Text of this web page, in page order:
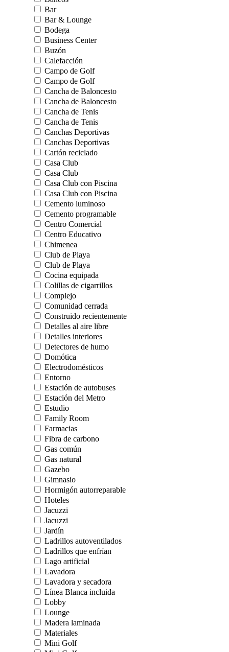
Bar
Bar & Lounge
Bodega
Business Center
Buzón
Calefacción
Campo de Golf
Campo de Golf
Cancha de Baloncesto
Cancha de Baloncesto
Cancha de Tenis
Cancha de Tenis
Canchas Deportivas
Canchas Deportivas
Cartón reciclado
Casa Club
Casa Club
Casa Club con Piscina
Casa Club con Piscina
Cemento luminoso
Cemento programable
Centro Comercial
Centro Educativo
Chimenea
Club de Playa
Club de Playa
Cocina equipada
Colillas de cigarrillos
Complejo
Comunidad cerrada
Construido recientemente
Detalles al aire libre
Detalles interiores
Detectores de humo
Domótica
Electrodomésticos
Entorno
Estación de autobuses
Estación del Metro
Estudio
Family Room
Farmacias
Fibra de carbono
Gas común
Gas natural
Gazebo
Gimnasio
Hormigón autorreparable
Hoteles
Jacuzzi
Jacuzzi
Jardín
Ladrillos autoventilados
Ladrillos que enfrían
Lago artificial
Lavadora
Lavadora y secadora
Línea Blanca incluida
Lobby
Lounge
Madera laminada
Materiales
Mini Golf